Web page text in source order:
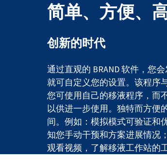
简单、方便、
创新的时代
通过直观的 BRAND 软件，您
就可自定义您的设置。该程序
您可使用自己的移液程序，而
以供进一步使用。独特而方便
间。例如：模拟模式可验证和
知您手动干预和方案进展情况
观看视频，了解移液工作站的